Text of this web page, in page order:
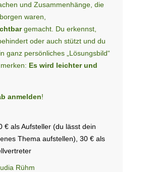
und Zusammen­hänge, die
waren,
gemacht. Du erkennst,
oder auch stützt und du
ganz persönliches „Lösungsbild“
Es wird leichter und
anmelden!
€ als Aufsteller (du lässt dein
Thema aufstellen), 30 € als
Rühm